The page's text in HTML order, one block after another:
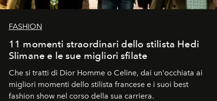
FASHION
11 momenti straordinari dello stilista Hedi
Slimane e le sue migliori sfilate
Che si tratti di Dior Homme o Celine, dai un'occhiata ai
migliori momenti dello stilista francese e i suoi best
fashion show nel corso della sua carriera.